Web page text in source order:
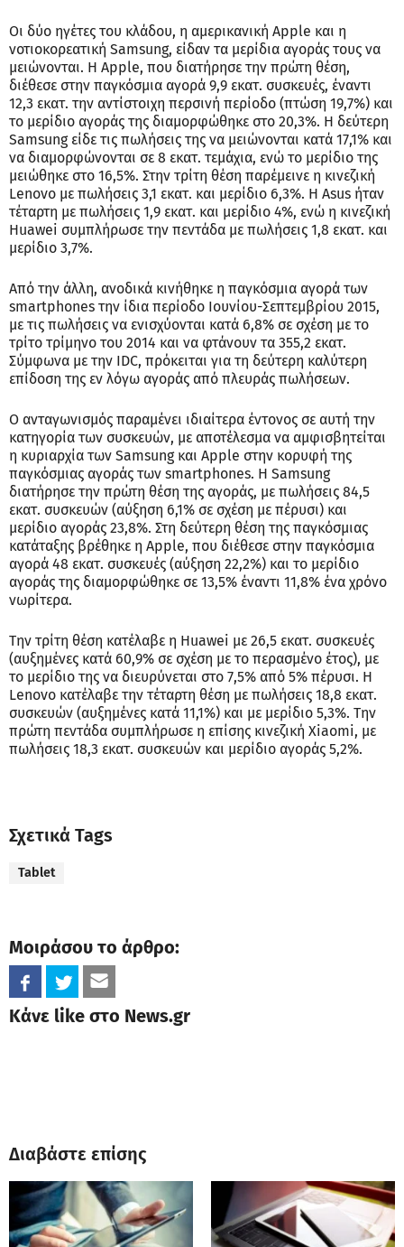
Οι δύο ηγέτες του κλάδου, η αμερικανική Apple και η
νοτιοκορεατική Samsung, είδαν τα μερίδια αγοράς τους να
μειώνονται. Η Apple, που διατήρησε την πρώτη θέση,
διέθεσε στην παγκόσμια αγορά 9,9 εκατ. συσκευές, έναντι
12,3 εκατ. την αντίστοιχη περσινή περίοδο (πτώση 19,7%) και
το μερίδιο αγοράς της διαμορφώθηκε στο 20,3%. Η δεύτερη
Samsung είδε τις πωλήσεις της να μειώνονται κατά 17,1% και
να διαμορφώνονται σε 8 εκατ. τεμάχια, ενώ το μερίδιο της
μειώθηκε στο 16,5%. Στην τρίτη θέση παρέμεινε η κινεζική
Lenovo με πωλήσεις 3,1 εκατ. και μερίδιο 6,3%. Η Asus ήταν
τέταρτη με πωλήσεις 1,9 εκατ. και μερίδιο 4%, ενώ η κινεζική
Huawei συμπλήρωσε την πεντάδα με πωλήσεις 1,8 εκατ. και
μερίδιο 3,7%.
Από την άλλη, ανοδικά κινήθηκε η παγκόσμια αγορά των
smartphones την ίδια περίοδο Ιουνίου-Σεπτεμβρίου 2015,
με τις πωλήσεις να ενισχύονται κατά 6,8% σε σχέση με το
τρίτο τρίμηνο του 2014 και να φτάνουν τα 355,2 εκατ.
Σύμφωνα με την IDC, πρόκειται για τη δεύτερη καλύτερη
επίδοση της εν λόγω αγοράς από πλευράς πωλήσεων.
Ο ανταγωνισμός παραμένει ιδιαίτερα έντονος σε αυτή την
κατηγορία των συσκευών, με αποτέλεσμα να αμφισβητείται
η κυριαρχία των Samsung και Apple στην κορυφή της
παγκόσμιας αγοράς των smartphones. Η Samsung
διατήρησε την πρώτη θέση της αγοράς, με πωλήσεις 84,5
εκατ. συσκευών (αύξηση 6,1% σε σχέση με πέρυσι) και
μερίδιο αγοράς 23,8%. Στη δεύτερη θέση της παγκόσμιας
κατάταξης βρέθηκε η Apple, που διέθεσε στην παγκόσμια
αγορά 48 εκατ. συσκευές (αύξηση 22,2%) και το μερίδιο
αγοράς της διαμορφώθηκε σε 13,5% έναντι 11,8% ένα χρόνο
νωρίτερα.
Την τρίτη θέση κατέλαβε η Huawei με 26,5 εκατ. συσκευές
(αυξημένες κατά 60,9% σε σχέση με το περασμένο έτος), με
το μερίδιο της να διευρύνεται στο 7,5% από 5% πέρυσι. Η
Lenovo κατέλαβε την τέταρτη θέση με πωλήσεις 18,8 εκατ.
συσκευών (αυξημένες κατά 11,1%) και με μερίδιο 5,3%. Την
πρώτη πεντάδα συμπλήρωσε η επίσης κινεζική Xiaomi, με
πωλήσεις 18,3 εκατ. συσκευών και μερίδιο αγοράς 5,2%.
Σχετικά Tags
Tablet
Μοιράσου το άρθρο:
Κάνε like στο News.gr
Διαβάστε επίσης